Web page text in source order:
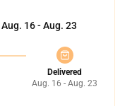
Aug. 16 - Aug. 23
Delivered
Aug. 16 - Aug. 23